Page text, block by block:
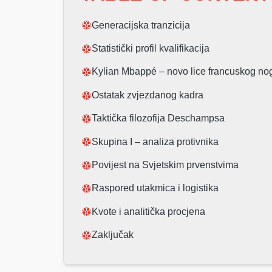
Generacijska tranzicija
Statistički profil kvalifikacija
Kylian Mbappé – novo lice francuskog
Ostatak zvjezdanog kadra
Taktička filozofija Deschampsa
Skupina I – analiza protivnika
Povijest na Svjetskim prvenstvima
Raspored utakmica i logistika
Kvote i analitička procjena
Zaključak